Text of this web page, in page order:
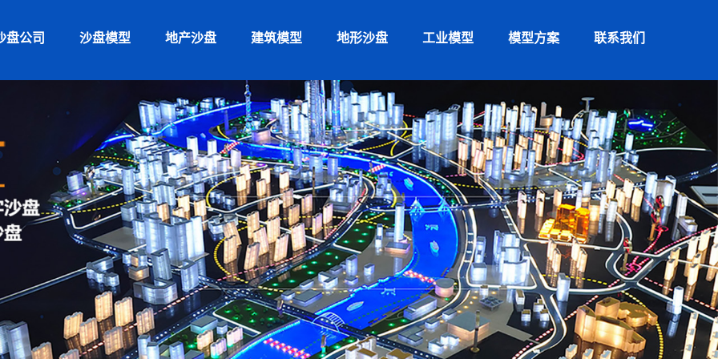
盘公司 沙盘模型 地产沙盘 建筑模型 地形沙盘 工业模型 模型方案 联系我们